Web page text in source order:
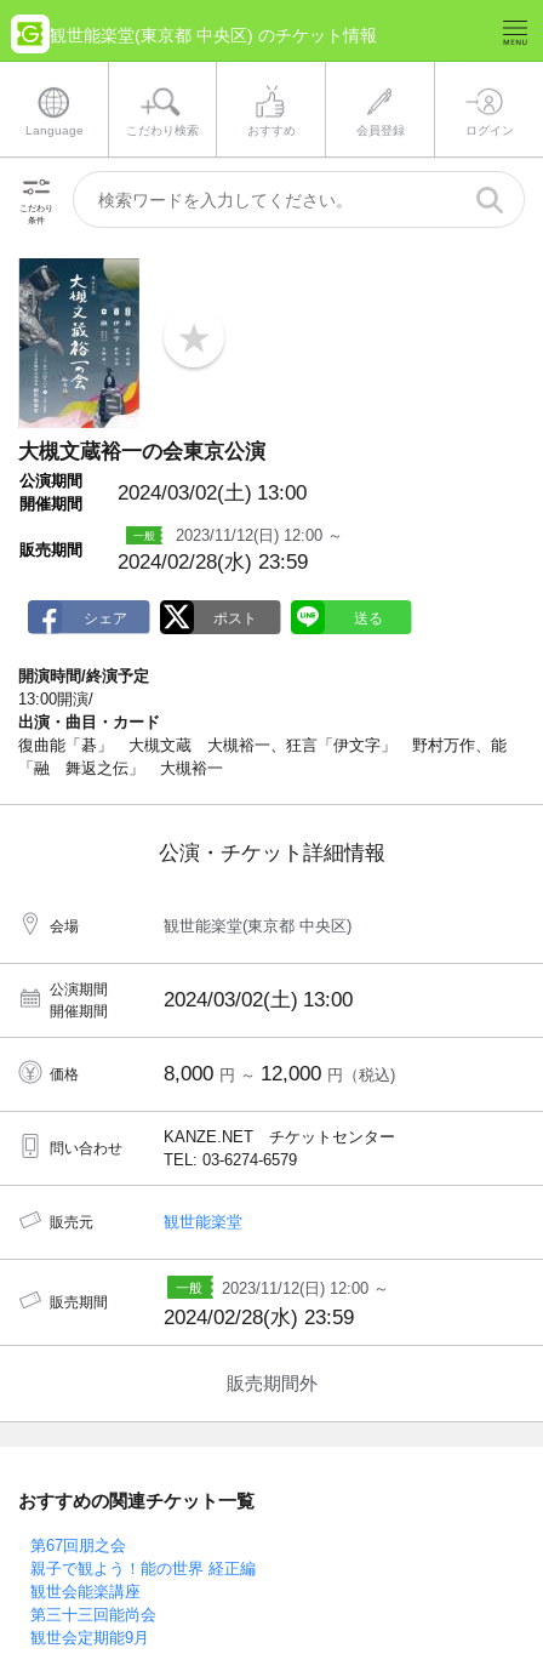
観世能楽堂(東京都 中央区) のチケット情報
Language こだわり検索 おすすめ 会員登録 ログイン
こだわり
条件
b
o
a
r
大槻文蔵裕一の会東京公演
公演期間
開催期間
2024/03/02(土) 13:00
販売期間
2023/11/12(日) 12:00 ～
2024/02/28(水) 23:59
開演時間/終演予定
13:00開演/
出演・曲目・カード
復曲能「碁」 大槻文蔵 大槻裕一、狂言「伊文字」 野村万作、能
「融 舞返之伝」 大槻裕一
公演・チケット詳細情報
会場 観世能楽堂(東京都 中央区)
公演期間
開催期間
2024/03/02(土) 13:00
価格 8,000 円 ～ 12,000 円（税込)
問い合わせ
KANZE.NET チケットセンター
TEL: 03-6274-6579
販売元 観世能楽堂
販売期間
2023/11/12(日) 12:00 ～
2024/02/28(水) 23:59
販売期間外
おすすめの関連チケット一覧
第67回朋之会
親子で観よう！能の世界 経正編
観世会能楽講座
第三十三回能尚会
観世会定期能9月